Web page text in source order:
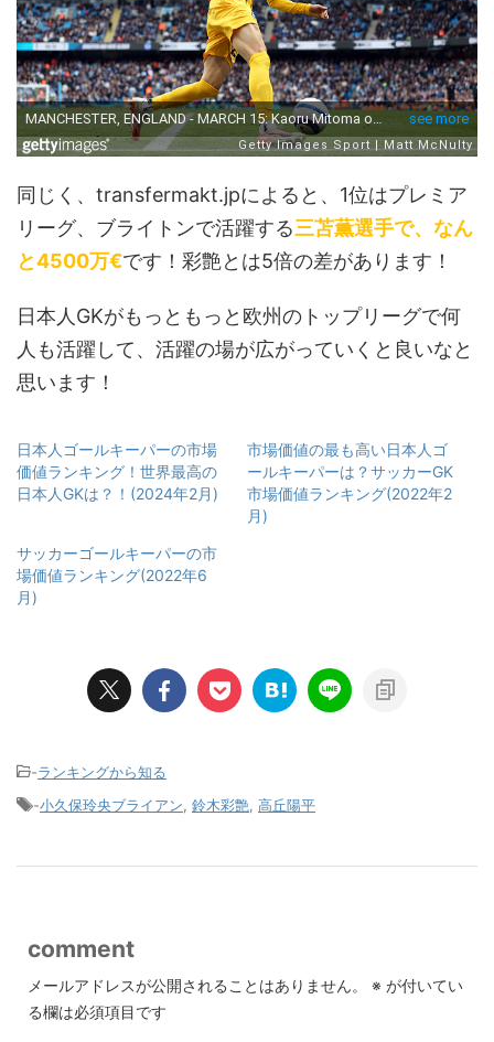
同じく、transfermakt.jpによると、1位はプレミア
リーグ、ブライトンで活躍する三苫薫選手で、なん
と4500万€です！彩艶とは5倍の差があります！
日本人GKがもっともっと欧州のトップリーグで何
人も活躍して、活躍の場が広がっていくと良いなと
思います！
日本人ゴールキーパーの市場
価値ランキング！世界最高の
日本人GKは？！(2024年2月)
市場価値の最も高い日本人ゴ
ールキーパーは？サッカーGK
市場価値ランキング(2022年2
月)
サッカーゴールキーパーの市
場価値ランキング(2022年6
月)
-ランキングから知る
-小久保玲央ブライアン 鈴木彩艶 高丘陽平
comment
メールアドレスが公開されることはありません。 ※ が付いてい
る欄は必須項目です